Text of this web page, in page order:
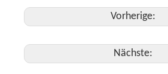
Vorherige:
Nächste: